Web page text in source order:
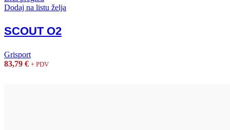
Dodaj na listu želja
SCOUT O2
Grisport
83,79 € + PDV